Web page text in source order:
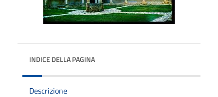
INDICE DELLA PAGINA
Descrizione